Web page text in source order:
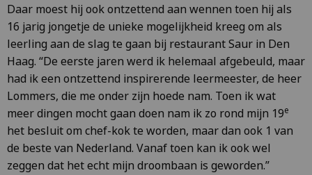
Daar moest hij ook ontzettend aan wennen toen hij als
16 jarig jongetje de unieke mogelijkheid kreeg om als
leerling aan de slag te gaan bij restaurant Saur in Den
Haag. “De eerste jaren werd ik helemaal afgebeuld, maar
had ik een ontzettend inspirerende leermeester, de heer
Lommers, die me onder zijn hoede nam. Toen ik wat
meer dingen mocht gaan doen nam ik zo rond mijn 19e
het besluit om chef-kok te worden, maar dan ook 1 van
de beste van Nederland. Vanaf toen kan ik ook wel
zeggen dat het echt mijn droombaan is geworden.”